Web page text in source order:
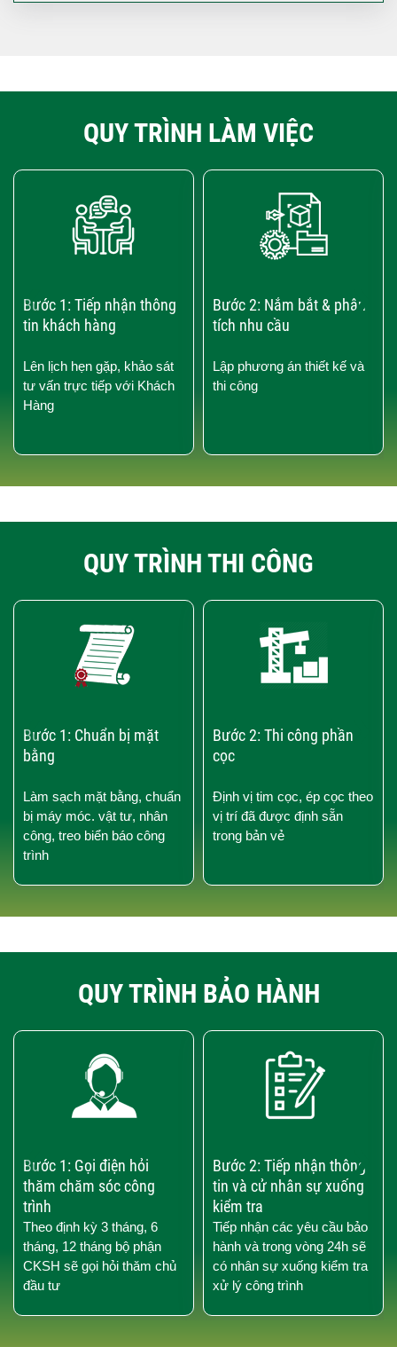
QUY TRÌNH LÀM VIỆC
Bước 1: Tiếp nhận thông
tin khách hàng
Lên lịch hẹn gặp, khảo sát
tư vấn trực tiếp với Khách
Hàng
Bước 2: Nắm bắt & phân
tích nhu cầu
Lập phương án thiết kế và
thi công
›
‹
QUY TRÌNH THI CÔNG
Bước 1: Chuẩn bị mặt
bằng
Làm sạch mặt bằng, chuẩn
bị máy móc. vật tư, nhân
công, treo biển báo công
trình
Bước 2: Thi công phần
cọc
Định vị tim cọc, ép cọc theo
vị trí đã được định sẵn
trong bản vẻ
›
‹
QUY TRÌNH BẢO HÀNH
Bước 1: Gọi điện hỏi
thăm chăm sóc công
trình
Theo định kỳ 3 tháng, 6
tháng, 12 tháng bộ phận
CKSH sẽ gọi hỏi thăm chủ
đầu tư
Bước 2: Tiếp nhận thông
tin và cử nhân sự xuống
kiểm tra
Tiếp nhận các yêu cầu bảo
hành và trong vòng 24h sẽ
có nhân sự xuống kiểm tra
xử lý công trình
›
‹